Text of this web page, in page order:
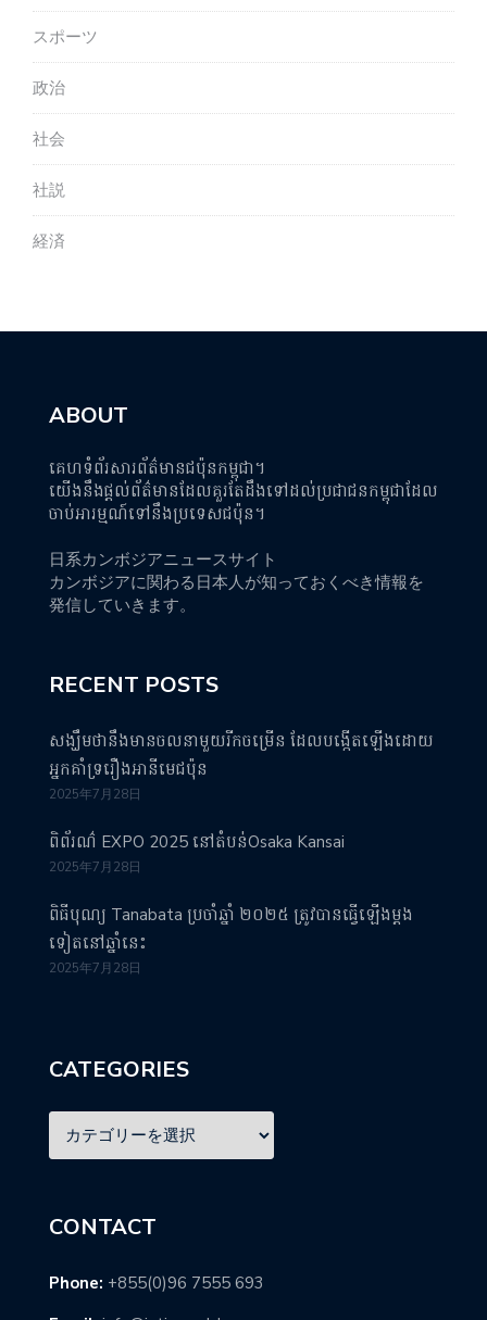
スポーツ
政治
社会
社説
経済
ABOUT
គេហទំព័រសារព័ត៌មានជប៉ុនកម្ពុជា។
យើងនឹងផ្តល់ព័ត៌មានដែលគួរតែដឹងទៅដល់ប្រជាជនកម្ពុជាដែល
ចាប់អារម្មណ៍ទៅនឹងប្រទេសជប៉ុន។
日系カンボジアニュースサイト
カンボジアに関わる日本人が知っておくべき情報を
発信していきます。
RECENT POSTS
សង្ឃឹមថានឹងមានចលនាមួយរីកចម្រើន ដែលបង្កើតឡើងដោយ
អ្នកគាំទ្ររឿងអានីមេជប៉ុន
2025年7月28日
ពិព័រណ៌ EXPO 2025 នៅតំបន់Osaka Kansai
2025年7月28日
ពិធីបុណ្យ Tanabata ប្រចាំឆ្នាំ ២០២៥ ត្រូវបានធ្វើឡើងម្តង
ទៀតនៅឆ្នាំនេះ
2025年7月28日
CATEGORIES
CONTACT
Phone: +855(0)96 7555 693